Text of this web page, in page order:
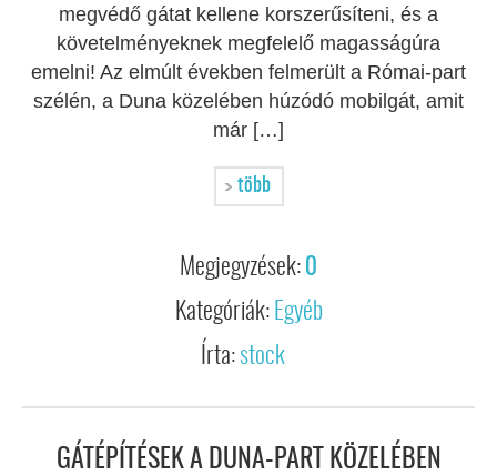
megvédő gátat kellene korszerűsíteni, és a
követelményeknek megfelelő magasságúra
emelni! Az elmúlt években felmerült a Római-part
szélén, a Duna közelében húzódó mobilgát, amit
már […]
több
Megjegyzések: 0
Kategóriák: Egyéb
Írta:stock
GÁTÉPÍTÉSEK A DUNA-PART KÖZELÉBEN